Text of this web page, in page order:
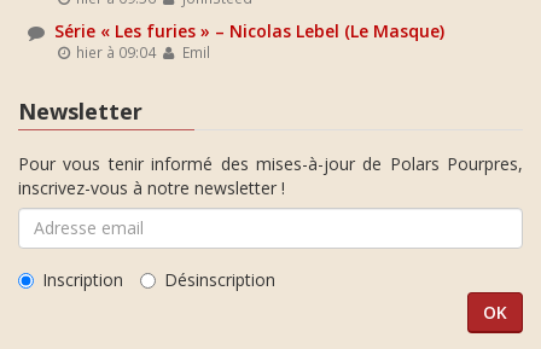
Série « Les furies » – Nicolas Lebel (Le Masque)
hier à 09:04 Emil
Newsletter
Pour vous tenir informé des mises-à-jour de Polars Pourpres,
inscrivez-vous à notre newsletter !
Inscription Désinscription